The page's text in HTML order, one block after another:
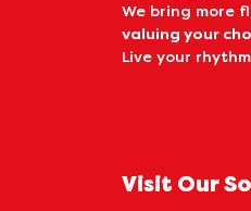
We bring more
valuing your
Live your
Visit Our